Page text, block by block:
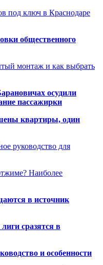
под ключ в Краснодаре
общественного
монтаж и как выбрать
осудили
пассажирки
квартиры, один
руководство для
Наиболее
в источник
сразятся в
и особенности